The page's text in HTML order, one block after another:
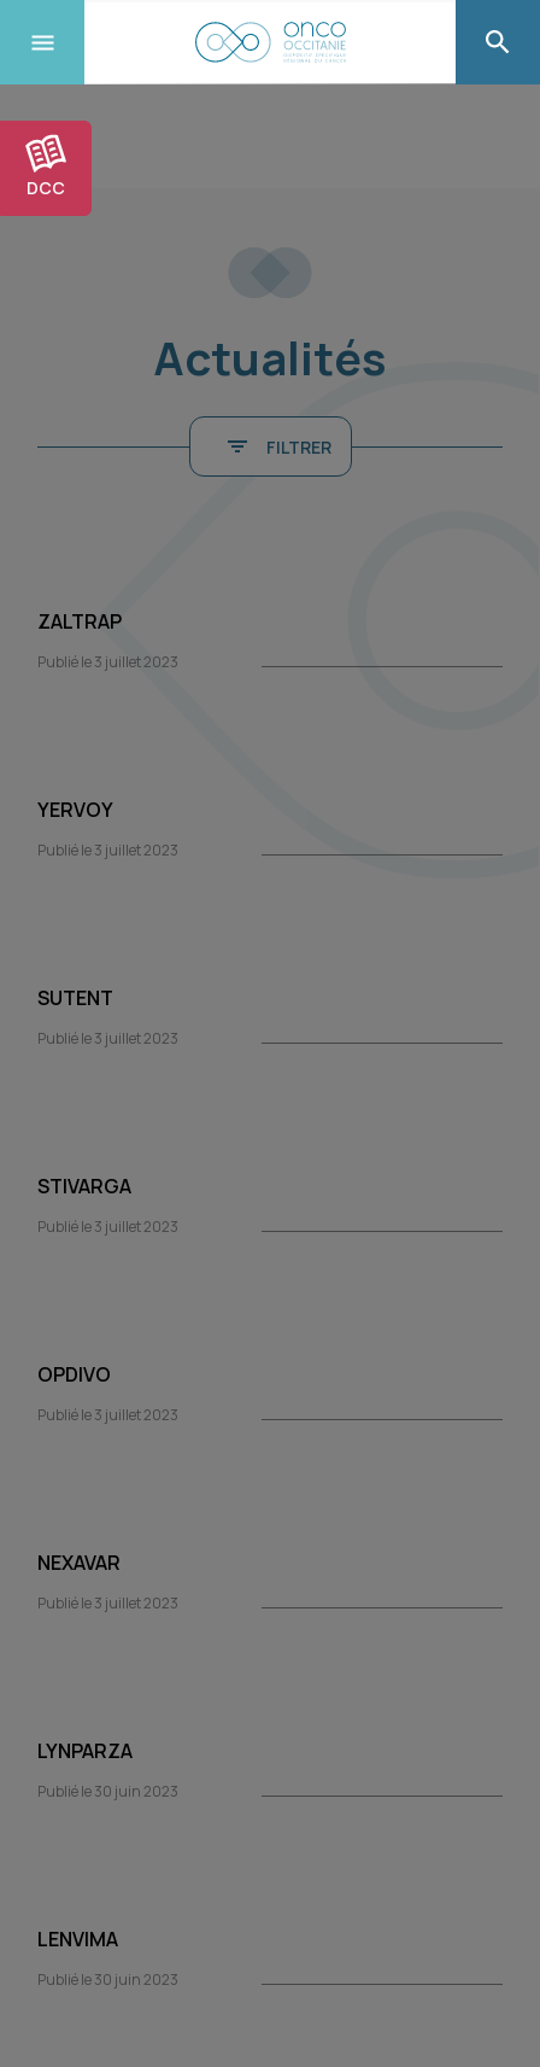
DCC
Actualités
FILTRER
ZALTRAP
Publié le 3 juillet 2023
YERVOY
Publié le 3 juillet 2023
SUTENT
Publié le 3 juillet 2023
STIVARGA
Publié le 3 juillet 2023
OPDIVO
Publié le 3 juillet 2023
NEXAVAR
Publié le 3 juillet 2023
LYNPARZA
Publié le 30 juin 2023
LENVIMA
Publié le 30 juin 2023